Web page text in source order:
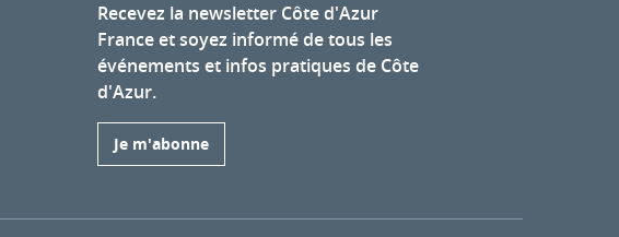
Recevez la newsletter Côte d'Azur
France et soyez informé de tous les
événements et infos pratiques de Côte
d'Azur.
Je m'abonne